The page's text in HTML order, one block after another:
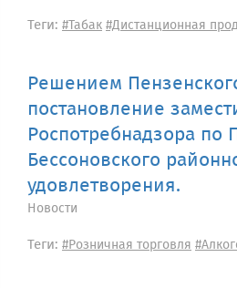
Теги: #Табак#Дистанционная
Решением
постановление
Роспотребнадзора по
Бессоновского
удовлетворения.
Новости
Теги: #Розничная торговля